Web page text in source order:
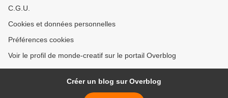
C.G.U.
Cookies et données personnelles
Préférences cookies
Voir le profil de monde-creatif sur le portail Overblog
Créer un blog sur Overblog